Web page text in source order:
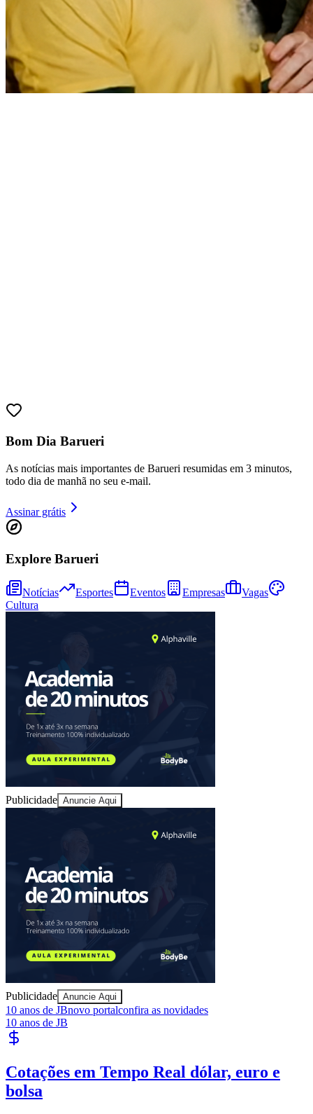
Juventude
Bom Dia Barueri
As notícias mais importantes de Barueri resumidas em 3 minutos,
todo dia de manhã no seu e-mail.
Assinar grátis
Explore Barueri
Notícias Esportes Eventos Empresas
Vagas
Cultura
Publicidade Anuncie Aqui
Publicidade Anuncie Aqui
10 anos de JBnovo portalconfira as novidades
10 anos de JB
Cotações em Tempo Real dólar, euro e
bolsa